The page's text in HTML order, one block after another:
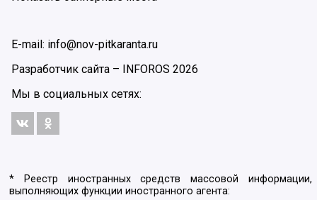
E-mail: info@nov-pitkaranta.ru
Разработчик сайта –
INFOROS 2026
Мы в социальных сетях:
* Реестр иностранных средств массовой информации,
выполняющих функции иностранного агента: